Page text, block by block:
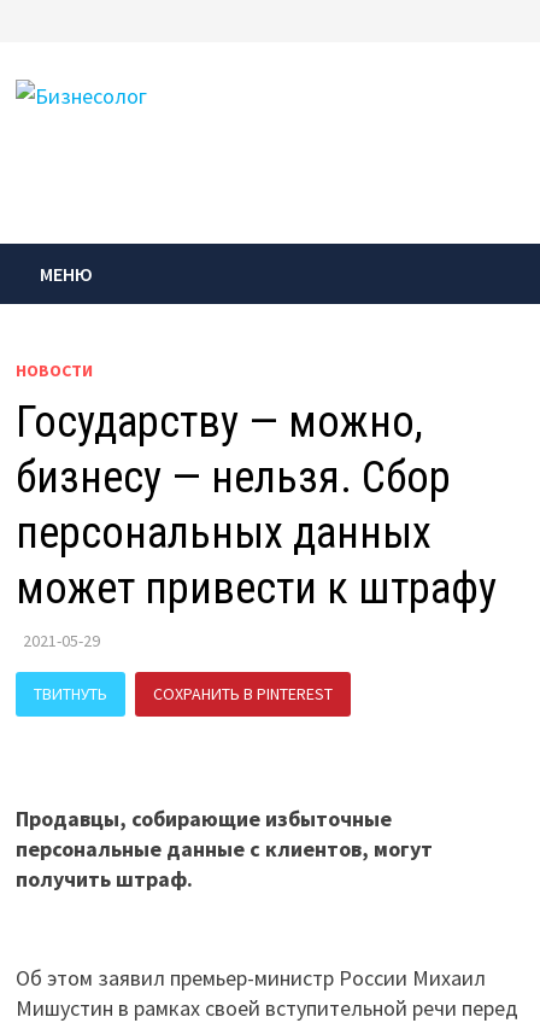
содержимому
МЕНЮ
НОВОСТИ
Государству — можно,
бизнесу — нельзя. Сбор
персональных данных
может привести к штрафу
2021-05-29
ТВИТНУТЬ СОХРАНИТЬ В PINTEREST
Продавцы, собирающие избыточные
персональные данные с клиентов, могут
получить штраф.
Об этом заявил премьер-министр России Михаил
Мишустин в рамках своей вступительной речи перед